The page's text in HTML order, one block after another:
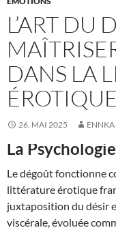
L’ART DU
DANS LA
ÉROTIQUE
26. MAI 2025 ENNKA
La
Le dégoût fonctionne
littérature érotique
juxtaposition du désir
viscérale, évoluée